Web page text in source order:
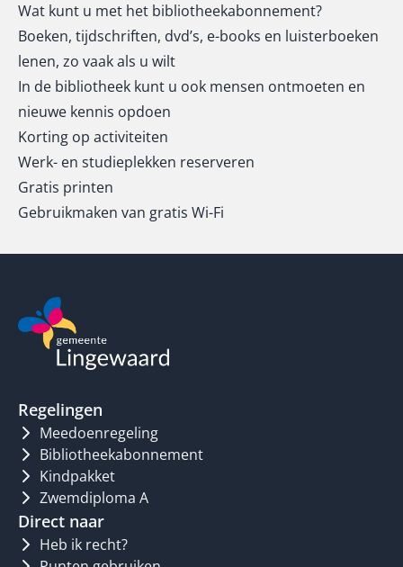
Wat kunt u met het bibliotheekabonnement?
Boeken, tijdschriften, dvd’s, e-books en luisterboeken
lenen, zo vaak als u wilt
In de bibliotheek kunt u ook mensen ontmoeten en
nieuwe kennis opdoen
Korting op activiteiten
Werk- en studieplekken reserveren
Gratis printen
Gebruikmaken van gratis Wi-Fi
Regelingen
Meedoenregeling
Bibliotheekabonnement
Kindpakket
Zwemdiploma A
Direct naar
Heb ik recht?